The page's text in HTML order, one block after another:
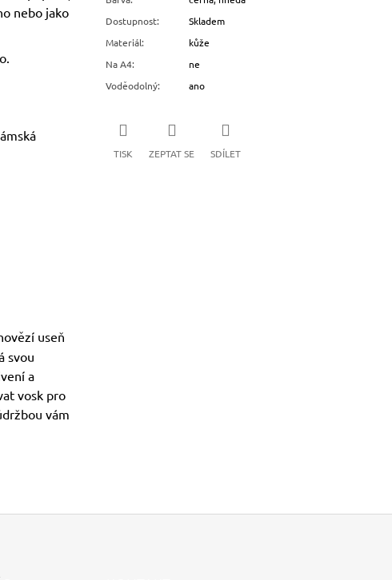
nebo jako
useň
svou
a
vosk pro
vám
Dostupnost:
Skladem
Materiál:
kůže
Na A4:
ne
Voděodolný: ano
TISK ZEPTAT SE SDÍLET